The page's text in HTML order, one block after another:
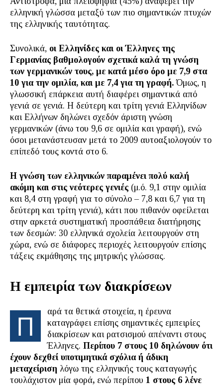
ελληνική γλώσσα μεταξύ των πιο σημαντικών πτυχών
της ελληνικής ταυτότητας.
Συνολικά, οι Ελληνίδες και οι Έλληνες της
Γερμανίας βαθμολογούν σχετικά καλά τη γνώση
των γερμανικών τους, με κατά μέσο όρο με 7,9 στα
10 για την ομιλία, και με 7,4 για τη γραφή. Όμως, η
γλωσσική επάρκεια αυτή διαφέρει σημαντικά από
γενιά σε γενιά. Η δεύτερη και τρίτη γενιά Ελληνίδων
και Ελλήνων δηλώνει σχεδόν άριστη γνώση
γερμανικών (άνω του 9,6 σε ομιλία και γραφή), ενώ
όσοι μετανάστευσαν μετά το 2009 αυτοαξιολογούν το
επίπεδό τους κοντά στο 6.
Η γνώση των ελληνικών παραμένει πολύ καλή
ακόμη και στις νεότερες γενιές (μ.ό. 9,1 στην ομιλία
και 8,4 στη γραφή για το σύνολο – 7,8 και 6,7 για τη
δεύτερη και τρίτη γενιά), κάτι που πιθανόν οφείλεται
στην αρκετά συστηματική προσπάθεια διατήρησης
των δεσμών: 30 ελληνικά σχολεία λειτουργούν στη
χώρα, ενώ σε διάφορες περιοχές λειτουργούν επίσης
τάξεις εκμάθησης της μητρικής γλώσσας.
Η εμπειρία των διακρίσεων
Π
αρά τα θετικά στοιχεία, η έρευνα
καταγράφει επίσης σημαντικές εμπειρίες
διακρίσεων και ρατσισμού απέναντι στους
Έλληνες. Περίπου 7 στους 10 δηλώνουν ότι
έχουν δεχθεί υποτιμητικά σχόλια ή άδικη
μεταχείριση λόγω της ελληνικής τους καταγωγής
τουλάχιστον μία φορά, ενώ περίπου 1 στους 6 λένε